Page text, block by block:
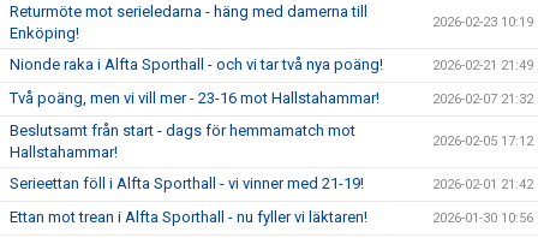
Returmöte mot serieledarna - häng med damerna till
Enköping!
2026-02-23 10:19
Nionde raka i Alfta Sporthall - och vi tar två nya poäng! 2026-02-21 21:49
Två poäng, men vi vill mer - 23-16 mot Hallstahammar! 2026-02-07 21:32
Beslutsamt från start - dags för hemmamatch mot
Hallstahammar!
2026-02-05 17:12
Serieettan föll i Alfta Sporthall - vi vinner med 21-19! 2026-02-01 21:42
Ettan mot trean i Alfta Sporthall - nu fyller vi läktaren! 2026-01-30 10:56